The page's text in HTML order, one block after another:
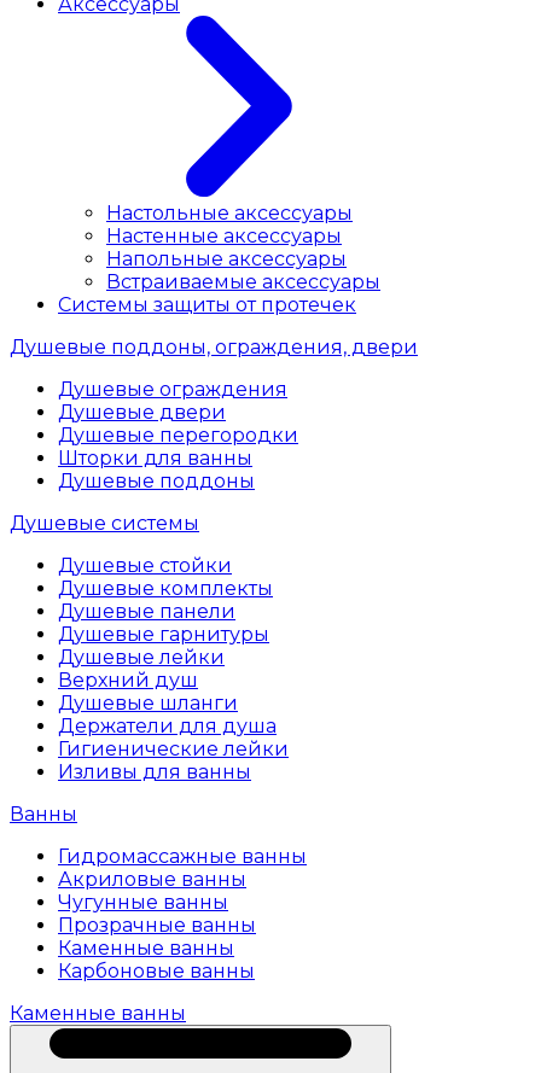
Настольные аксессуары
Настенные аксессуары
Напольные аксессуары
Встраиваемые аксессуары
Системы защиты от протечек
Душевые поддоны, ограждения, двери
Душевые ограждения
Душевые двери
Душевые перегородки
Шторки для ванны
Душевые поддоны
Душевые системы
Душевые стойки
Душевые комплекты
Душевые панели
Душевые гарнитуры
Душевые лейки
Верхний душ
Душевые шланги
Держатели для душа
Гигиенические лейки
Изливы для ванны
Ванны
Гидромассажные ванны
Акриловые ванны
Чугунные ванны
Прозрачные ванны
Каменные ванны
Карбоновые ванны
Каменные ванны